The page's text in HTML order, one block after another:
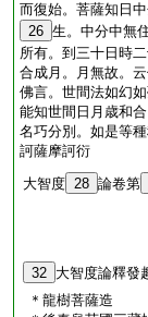
而復始。菩薩知日
26 生。中分中無
所有。到三十日時
合成月。月無故。
佛言。世間法如幻
能知世間日月歳和
名巧分別。如是等
訶薩摩訶衍
大智度 28 論卷第
32 大智度論釋發
＊龍樹菩薩造